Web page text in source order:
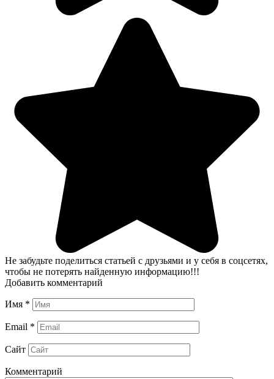
Не забудьте поделиться статьей с друзьями и у себя в соцсетях,
чтобы не потерять найденную информацию!!!
Добавить комментарий
Имя *
Email *
Сайт
Комментарий